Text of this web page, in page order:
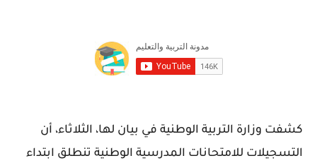
كشفت وزارة التربية الوطنية في بيان لها، الثلاثاء، أن
التسجيلات للامتحانات المدرسية الوطنية تنطلق ابتداء